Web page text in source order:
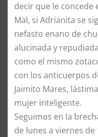
decir que le concede
Mal, si Adrianita se
nefasto enano de
alucinada y
como el mismo
con los anticuerpos
Jaimito Mares,
mujer inteligente.
Seguimos en la
de lunes a viernes